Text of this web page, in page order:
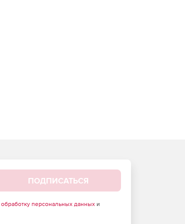
ПОДПИСАТЬСЯ
обработку персональных данныхи